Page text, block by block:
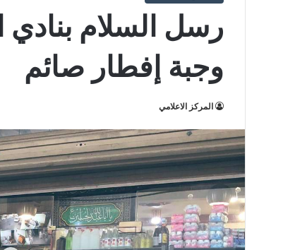
وجبة إفطار صائم
المركز الاعلامي